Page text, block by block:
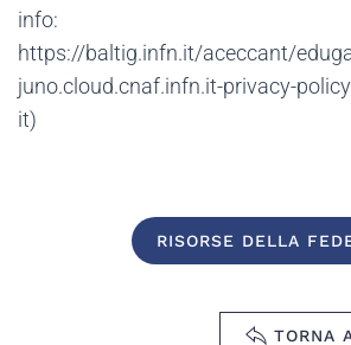
info:
https://baltig.infn.it/aceccant/
juno.cloud.cnaf.infn.it-privacy-
it)
RISORSE DELLA
TORNA